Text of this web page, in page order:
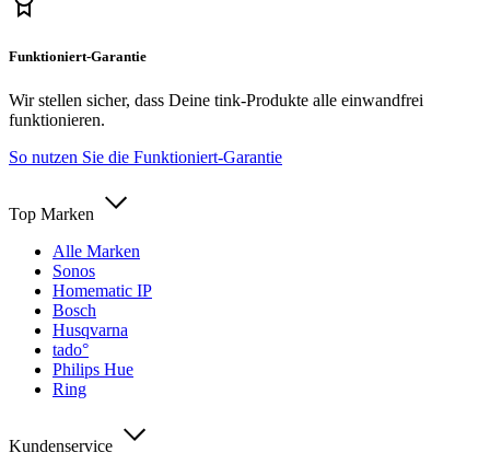
Funktioniert-Garantie
Wir stellen sicher, dass Deine tink-Produkte alle einwandfrei
funktionieren.
So nutzen Sie die Funktioniert-Garantie
Top Marken
Alle Marken
Sonos
Homematic IP
Bosch
Husqvarna
tado°
Philips Hue
Ring
Kundenservice